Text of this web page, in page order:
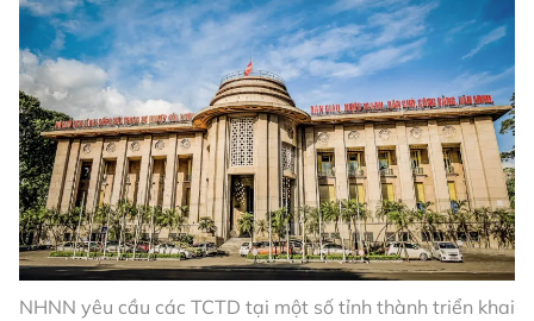
NHNN yêu cầu các TCTD tại một số tỉnh thành triển khai